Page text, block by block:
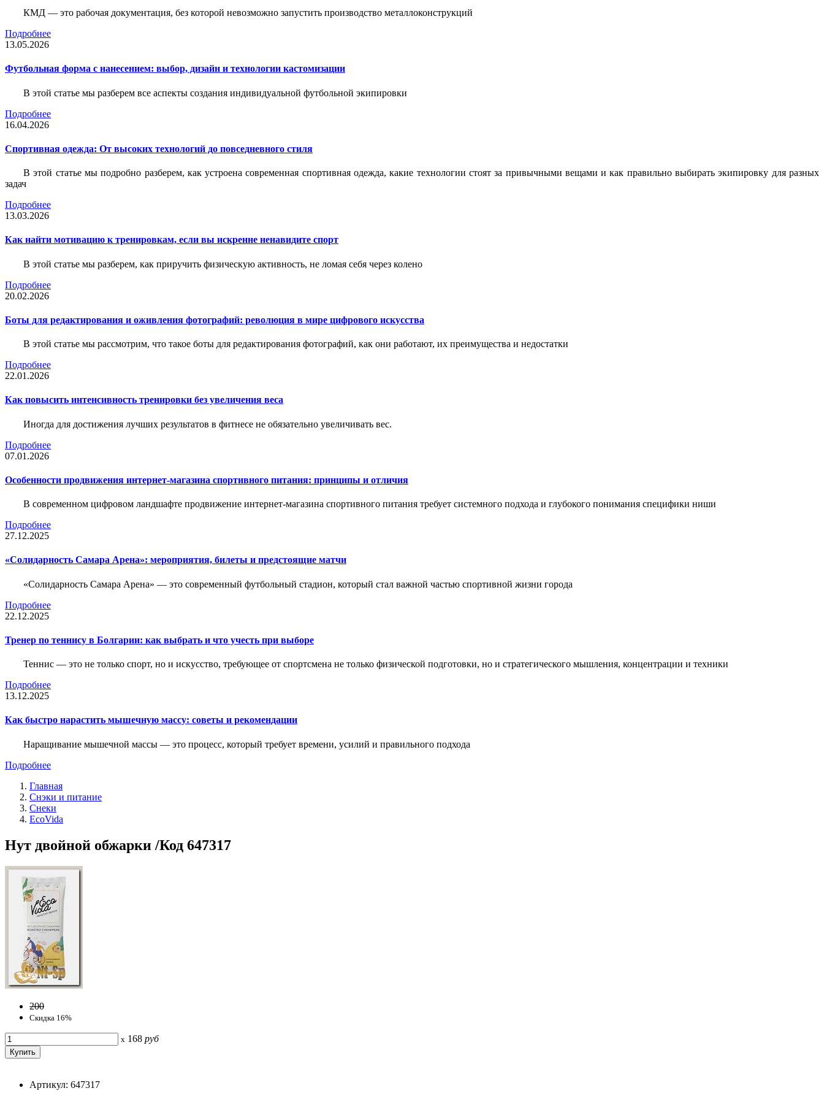
КМД — это рабочая документация, без которой невозможно запустить производство металлоконструкций
Подробнее
13.05.2026
Футбольная форма с нанесением: выбор, дизайн и технологии кастомизации
В этой статье мы разберем все аспекты создания индивидуальной футбольной экипировки
Подробнее
16.04.2026
Спортивная одежда: От высоких технологий до повседневного стиля
В этой статье мы подробно разберем, как устроена современная спортивная одежда, какие технологии стоят за привычными вещами и как правильно выбирать экипировку для разных
задач
Подробнее
13.03.2026
Как найти мотивацию к тренировкам, если вы искренне ненавидите спорт
В этой статье мы разберем, как приручить физическую активность, не ломая себя через колено
Подробнее
20.02.2026
Боты для редактирования и оживления фотографий: революция в мире цифрового искусства
В этой статье мы рассмотрим, что такое боты для редактирования фотографий, как они работают, их преимущества и недостатки
Подробнее
22.01.2026
Как повысить интенсивность тренировки без увеличения веса
Иногда для достижения лучших результатов в фитнесе не обязательно увеличивать вес.
Подробнее
07.01.2026
Особенности продвижения интернет-магазина спортивного питания: принципы и отличия
В современном цифровом ландшафте продвижение интернет-магазина спортивного питания требует системного подхода и глубокого понимания специфики ниши
Подробнее
27.12.2025
«Солидарность Самара Арена»: мероприятия, билеты и предстоящие матчи
«Солидарность Самара Арена» — это современный футбольный стадион, который стал важной частью спортивной жизни города
Подробнее
22.12.2025
Тренер по теннису в Болгарии: как выбрать и что учесть при выборе
Теннис — это не только спорт, но и искусство, требующее от спортсмена не только физической подготовки, но и стратегического мышления, концентрации и техники
Подробнее
13.12.2025
Как быстро нарастить мышечную массу: советы и рекомендации
Наращивание мышечной массы — это процесс, который требует времени, усилий и правильного подхода
Подробнее
Главная
Снэки и питание
Снеки
EcoVida
Нут двойной обжарки /Код 647317
200
Скидка 16%
x 168 руб
Артикул: 647317